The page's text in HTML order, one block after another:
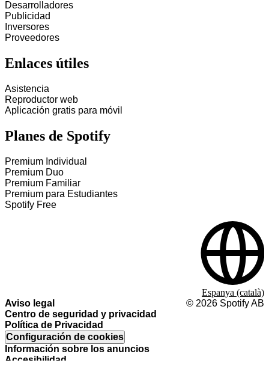
Desarrolladores
Publicidad
Inversores
Proveedores
Enlaces útiles
Asistencia
Reproductor web
Aplicación gratis para móvil
Planes de Spotify
Premium Individual
Premium Duo
Premium Familiar
Premium para Estudiantes
Spotify Free
Aviso legal
Centro de seguridad y privacidad
Política de Privacidad
Configuración de cookies
Información sobre los anuncios
Accesibilidad
© 2026 Spotify AB
Espanya (català)